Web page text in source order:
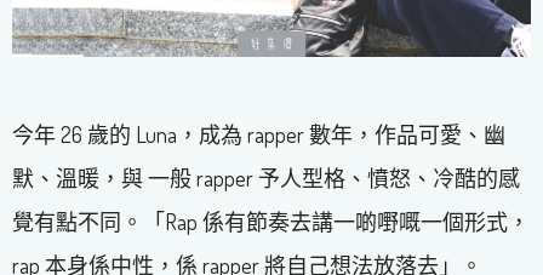
今年 26 歲的 Luna，成為 rapper 數年，作品可愛、幽
默、溫暖，與 一般 rapper 予人型格、憤怒、冷酷的感
覺有點不同。「Rap 係有節奏去講一啲嘢嘅一個形式，
rap 本身係中性，係 rapper 將自己想法放落去」。